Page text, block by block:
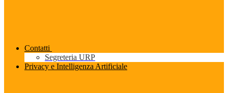
Contatti
Segreteria URP
Privacy e Intelligenza Artificiale